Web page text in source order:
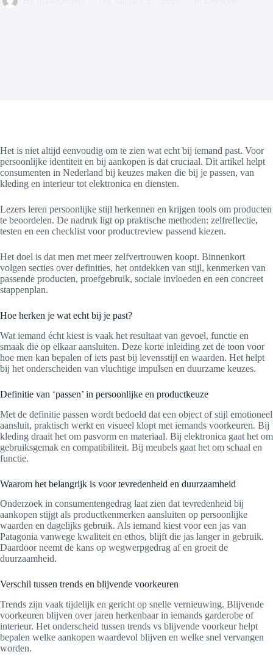
Het is niet altijd eenvoudig om te zien wat echt bij iemand past. Voor
persoonlijke identiteit en bij aankopen is dat cruciaal. Dit artikel helpt
consumenten in Nederland bij keuzes maken die bij je passen, van
kleding en interieur tot elektronica en diensten.
Lezers leren persoonlijke stijl herkennen en krijgen tools om producten
te beoordelen. De nadruk ligt op praktische methoden: zelfreflectie,
testen en een checklist voor productreview passend kiezen.
Het doel is dat men met meer zelfvertrouwen koopt. Binnenkort
volgen secties over definities, het ontdekken van stijl, kenmerken van
passende producten, proefgebruik, sociale invloeden en een concreet
stappenplan.
Hoe herken je wat echt bij je past?
Wat iemand écht kiest is vaak het resultaat van gevoel, functie en
smaak die op elkaar aansluiten. Deze korte inleiding zet de toon voor
hoe men kan bepalen of iets past bij levensstijl en waarden. Het helpt
bij het onderscheiden van vluchtige impulsen en duurzame keuzes.
Definitie van ‘passen’ in persoonlijke en productkeuze
Met de definitie passen wordt bedoeld dat een object of stijl emotioneel
aansluit, praktisch werkt en visueel klopt met iemands voorkeuren. Bij
kleding draait het om pasvorm en materiaal. Bij elektronica gaat het om
gebruiksgemak en compatibiliteit. Bij meubels gaat het om schaal en
functie.
Waarom het belangrijk is voor tevredenheid en duurzaamheid
Onderzoek in consumentengedrag laat zien dat tevredenheid bij
aankopen stijgt als productkenmerken aansluiten op persoonlijke
waarden en dagelijks gebruik. Als iemand kiest voor een jas van
Patagonia vanwege kwaliteit en ethos, blijft die jas langer in gebruik.
Daardoor neemt de kans op wegwerpgedrag af en groeit de
duurzaamheid.
Verschil tussen trends en blijvende voorkeuren
Trends zijn vaak tijdelijk en gericht op snelle vernieuwing. Blijvende
voorkeuren blijven over jaren herkenbaar in iemands garderobe of
interieur. Het onderscheid tussen trends vs blijvende voorkeur helpt
bepalen welke aankopen waardevol blijven en welke snel vervangen
worden.